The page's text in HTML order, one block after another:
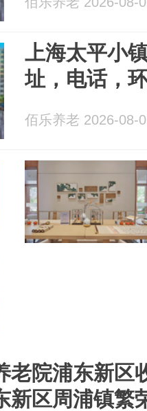
上海太平小
址，电话，
佰乐养老 2026-08-
老院浦东新区
新区‌周浦镇‌繁